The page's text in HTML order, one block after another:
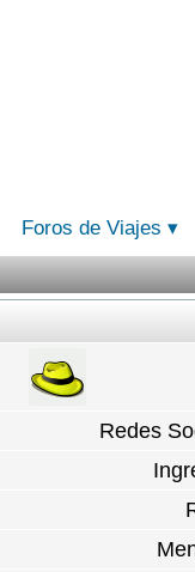
Foros de Viajes
Redes